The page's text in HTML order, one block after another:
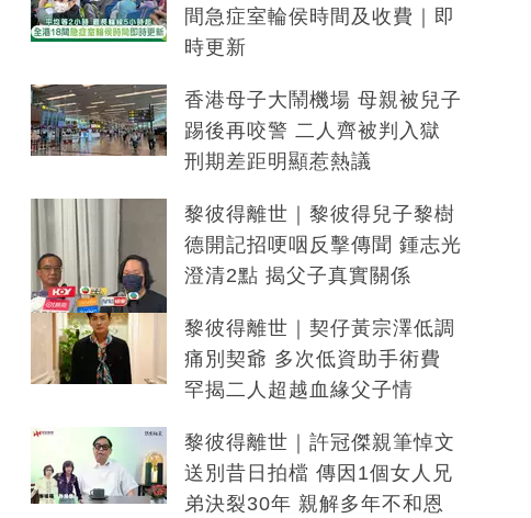
間急症室輪侯時間及收費｜即
時更新
香港母子大鬧機場 母親被兒子
踢後再咬警 二人齊被判入獄
刑期差距明顯惹熱議
黎彼得離世｜黎彼得兒子黎樹
德開記招哽咽反擊傳聞 鍾志光
澄清2點 揭父子真實關係
黎彼得離世｜契仔黃宗澤低調
痛別契爺 多次低資助手術費
罕揭二人超越血緣父子情
黎彼得離世｜許冠傑親筆悼文
送別昔日拍檔 傳因1個女人兄
弟決裂30年 親解多年不和恩